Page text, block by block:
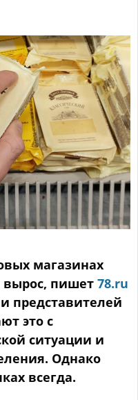
магазинах
вырос, пишет 78.ru
представителей
это с
ситуации и
Однако
всегда.